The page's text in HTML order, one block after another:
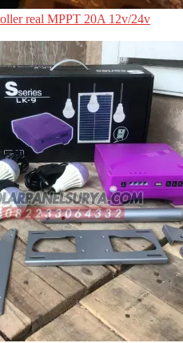
real MPPT 20A 12v/24v